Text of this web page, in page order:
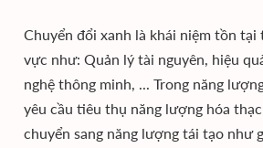
Chuyển đổi xanh là khái niệm tồn tại
vực như: Quản lý tài nguyên, hiệu
nghệ thông minh, ... Trong năng
yêu cầu tiêu thụ năng lượng hóa
chuyển sang năng lượng tái tạo như